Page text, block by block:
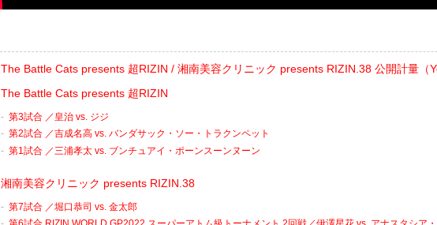
The Battle Cats presents 超RIZIN / 湘南美容クリニック presents RIZIN.38 公開計量（
The Battle Cats presents 超RIZIN
第3試合 ／皇治 vs. ジジ
第2試合 ／吉成名高 vs. バンダサック・ソー・トラクンペット
第1試合 ／三浦孝太 vs. ブンチュアイ・ポーンスーンヌーン
湘南美容クリニック presents RIZIN.38
第7試合 ／堀口恭司 vs. 金太郎